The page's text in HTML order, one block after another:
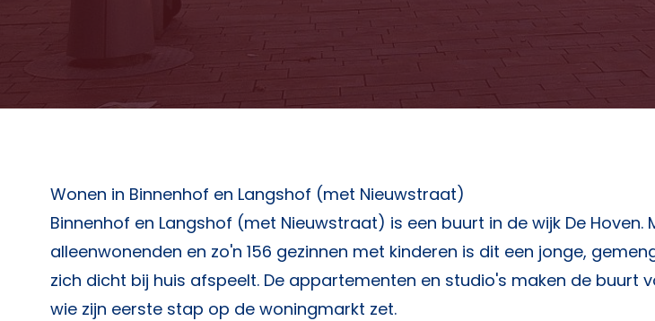
Wonen in Binnenhof en Langshof (met Nieuwstraat)
Binnenhof en Langshof (met Nieuwstraat) is een buurt in de wijk De Hoven.
alleenwonenden en zo'n 156 gezinnen met kinderen is dit een jonge,
zich dicht bij huis afspeelt. De appartementen en studio's maken de buurt
wie zijn eerste stap op de woningmarkt zet.